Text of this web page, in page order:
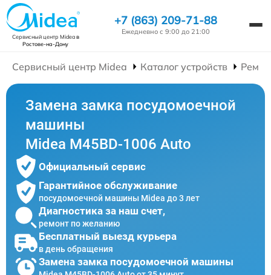
Сервисный центр Mideaв
Ростове-на-Дону
+7 (863) 209-71-88
Ежедневно с 9:00 до 21:00
Сервисный центр Midea Каталог устройств
Замена замка посудомоечной
машины
Midea M45BD-1006 Auto
Официальный сервис
Гарантийное обслуживание
посудомоечной машины Midea до 3 лет
Диагностика за наш счет,
ремонт по желанию
Бесплатный выезд курьера
в день обращения
Замена замка посудомоечной машины